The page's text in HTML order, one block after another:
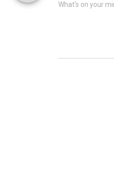
What's on your